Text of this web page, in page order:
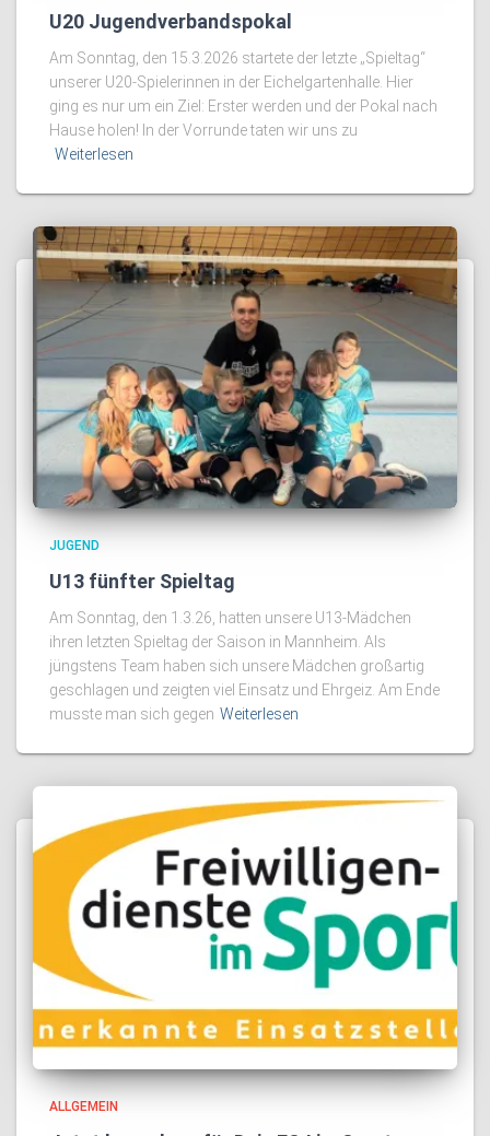
U20 Jugendverbandspokal
Am Sonntag, den 15.3.2026 startete der letzte „Spieltag“
unserer U20-Spielerinnen in der Eichelgartenhalle. Hier
ging es nur um ein Ziel: Erster werden und der Pokal nach
Hause holen! In der Vorrunde taten wir uns zu
Weiterlesen
JUGEND
U13 fünfter Spieltag
Am Sonntag, den 1.3.26, hatten unsere U13-Mädchen
ihren letzten Spieltag der Saison in Mannheim. Als
jüngstens Team haben sich unsere Mädchen großartig
geschlagen und zeigten viel Einsatz und Ehrgeiz. Am Ende
musste man sich gegen Weiterlesen
ALLGEMEIN